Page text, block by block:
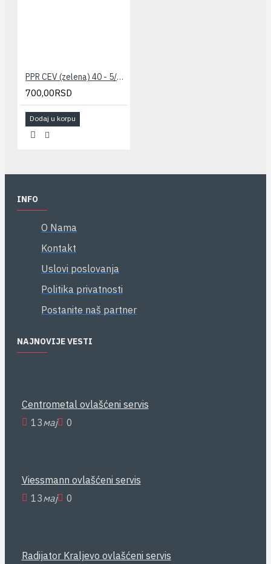
PPR CEV (zelena) 40 - 5/4" PESTAN
700,00RSD
Dodaj u korpu
INFO
O Nama
Kontakt
Uslovi poslovanja
Politika privatnosti
Postanite naš partner
NAJNOVIJE VESTI
Centrometal ovlašćeni servis
13мај 0
Viessmann ovlašćeni servis
13мај 0
Radijator Kraljevo ovlašćeni servis